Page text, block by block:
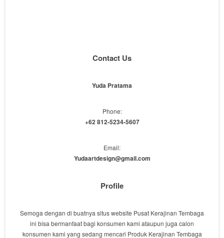
Contact Us
Yuda Pratama
Phone:
+62 812-5234-5607
Email:
Yudaartdesign@gmail.com
Profile
Semoga dengan di buatnya situs website Pusat Kerajinan Tembaga
ini bisa bermanfaat bagi konsumen kami ataupun juga calon
konsumen kami yang sedang mencari Produk Kerajinan Tembaga